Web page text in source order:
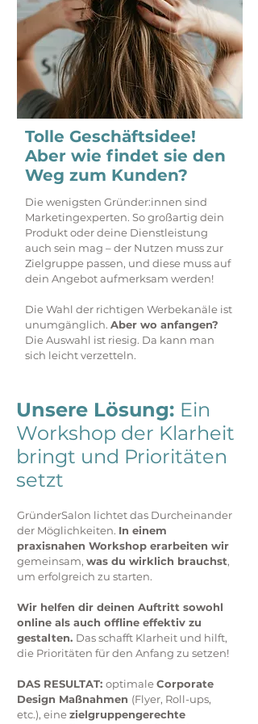
Tolle Geschäftsidee!
Aber wie findet sie den
Weg zum Kunden?
Die wenigsten Gründer:innen sind
Marketingexperten. So großartig dein
Produkt oder deine Dienstleistung
auch sein mag – der Nutzen muss zur
Zielgruppe passen, und diese muss auf
dein Angebot aufmerksam werden!
Die Wahl der richtigen Werbekanäle ist
unumgänglich. Aber wo anfangen?
Die Auswahl ist riesig. Da kann man
sich leicht verzetteln.
Unsere Lösung: Ein
Workshop der Klarheit
bringt und Prioritäten
setzt
GründerSalon lichtet das Durcheinander
der Möglichkeiten. In einem
praxisnahen Workshop erarbeiten wir
gemeinsam, was du wirklich brauchst,
um erfolgreich zu starten.
Wir helfen dir deinen Auftritt sowohl
online als auch offline effektiv zu
gestalten. Das schafft Klarheit und hilft,
die Prioritäten für den Anfang zu setzen!
DAS RESULTAT: optimaleCorporate
Design Maßnahmen (Flyer, Roll-ups,
etc.), einezielgruppengerechte